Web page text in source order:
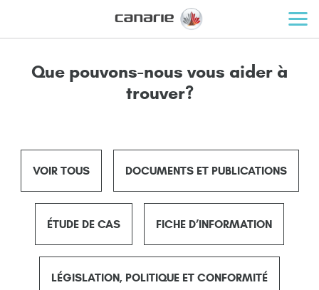
Que pouvons-nous vous aider à
trouver?
VOIR TOUS DOCUMENTS ET PUBLICATIONS
ÉTUDE DE CAS FICHE D’INFORMATION
LÉGISLATION, POLITIQUE ET CONFORMITÉ